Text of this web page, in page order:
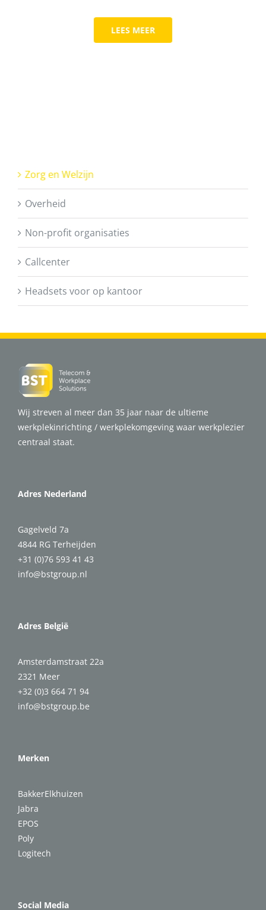
LEES MEER
Zorg en Welzijn
Overheid
Non-profit organisaties
Callcenter
Headsets voor op kantoor
Wij streven al meer dan 35 jaar naar de ultieme
werkplekinrichting / werkplekomgeving waar werkplezier
centraal staat.
Adres Nederland
Gagelveld 7a
4844 RG Terheijden
+31 (0)76 593 41 43
info@bstgroup.nl
Adres België
Amsterdamstraat 22a
2321 Meer
+32 (0)3 664 71 94
info@bstgroup.be
Merken
BakkerElkhuizen
Jabra
EPOS
Poly
Logitech
Social Media